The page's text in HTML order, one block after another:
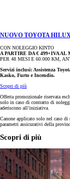
NUOVO TOYOTA
CON NOLEGGIO KINTO
A PARTIRE DA € 499+IVA AL
PER 48 MESI E 60.000 KM,
Servizi inclusi: Assistenza
Kasko, Furto e Incendio.
Scopri di più
Offerta promozionale riservata
solo in caso di contratto di
aderiscono all’iniziativa.
Canone applicato solo nel caso
parametri assicurativi della
Scopri di più